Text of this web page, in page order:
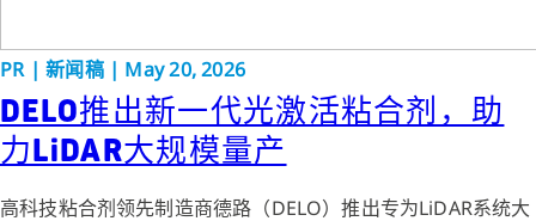
PR |新闻稿 | May 20, 2026
DELO推出新一代光激活粘合剂，助
力LiDAR大规模量产
高科技粘合剂领先制造商德路（DELO）推出专为LiDAR系统大